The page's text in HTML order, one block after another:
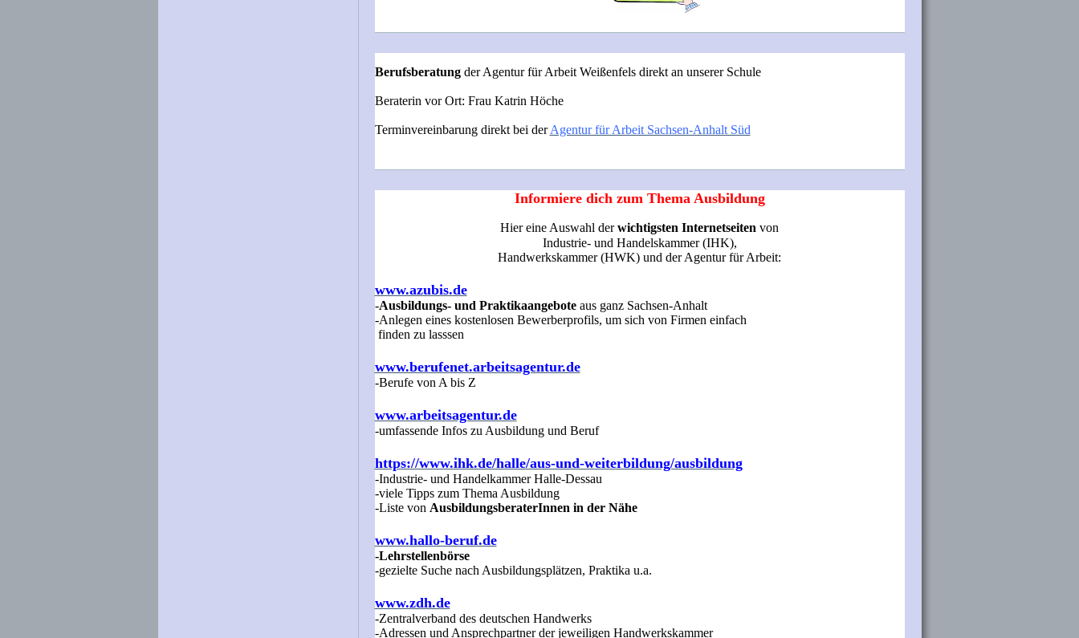
Berufsberatungder Agentur für Arbeit Weißenfels direkt an unserer Schule
Beraterin vor Ort: Frau Katrin Höche
Terminvereinbarung direkt bei derAgentur für Arbeit Sachsen-Anhalt Süd
Informiere dich zum Thema Ausbildung
Hier eine Auswahl derwichtigsten Internetseiten von
Industrie- und Handelskammer (IHK),
Handwerkskammer (HWK) und der Agentur für Arbeit:
www.azubis.de
-Ausbildungs- und Praktikaangeboteaus ganz Sachsen-Anhalt
-Anlegen eines kostenlosen Bewerberprofils, um sich von Firmen einfach
finden zu lasssen
www.berufenet.arbeitsagentur.de
-Berufe von A bis Z
www.arbeitsagentur.de
-umfassende Infos zu Ausbildung und Beruf
https://www.ihk.de/halle/aus-und-weiterbildung/ausbildung
-Industrie- und Handelkammer Halle-Dessau
-viele Tipps zum Thema Ausbildung
-Liste von AusbildungsberaterInnen in der Nähe
www.hallo-beruf.de
-Lehrstellenbörse
-gezielte Suche nach Ausbildungsplätzen, Praktika u.a.
www.zdh.de
-Zentralverband des deutschen Handwerks
-Adressen und Ansprechpartner der jeweiligen Handwerkskammer